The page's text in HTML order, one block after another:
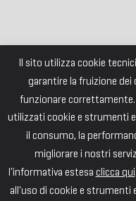
Il sito utilizza cookie
garantire la fruizione dei
funzionare
utilizzati cookie e strumenti
il consumo, la
migliorare i nostri
l'informativa estesa clicca qui
all'uso di cookie e strumenti